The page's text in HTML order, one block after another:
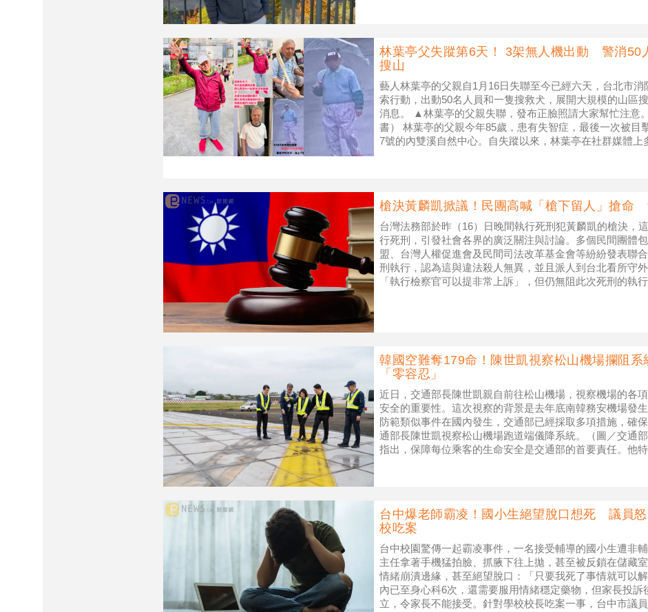
林葉亭父失蹤第6天！ 3架無人機出動 警消50
搜山
藝人林葉亭的父親自1月16日失聯至今已經六天，台北市消
索行動，出動50名人員和一隻搜救犬，展開大規模的山區
消息。 ▲林葉亭的父親失聯，發布正臉照請大家幫忙注意
書） 林葉亭的父親今年85歲，患有失智症，最後一次被目
7號的內雙溪自然中心。自失蹤以來，林葉亭在社群媒體上
槍決黃麟凱掀議！民團高喊「槍下留人」搶命
台灣法務部於昨（16）日晚間執行死刑犯黃麟凱的槍決，
行死刑，引發社會各界的廣泛關注與討論。多個民間團體
盟、台灣人權促進會及民間司法改革基金會等紛紛發表聯
刑執行，認為這與違法殺人無異，並且派人到台北看所守外
「執行檢察官可以提非常上訴」，但仍無阻此次死刑的執
韓國空難奪179命！陳世凱視察松山機場攔阻
「零容忍」
近日，交通部長陳世凱親自前往松山機場，視察機場的各
安全的重要性。這次視察的背景是去年底南韓務安機場發
防範類似事件在國內發生，交通部已經採取多項措施，確
通部長陳世凱視察松山機場跑道端儀降系統。（圖／交通
指出，保障每位乘客的生命安全是交通部的首要責任。他
台中爆老師霸凌！國小生絕望脫口想死 議員
校吃案
台中校園驚傳一起霸凌事件，一名接受輔導的國小生遭非
主任拿著手機猛拍臉、抓腋下往上拋，甚至被反鎖在儲藏
情緒崩潰邊緣，甚至絕望脫口：「只要我死了事情就可以
內已至身心科6次，還需要服用情緒穩定藥物，但家長投訴
立，令家長不能接受。針對學校校長吃案一事，台中市議